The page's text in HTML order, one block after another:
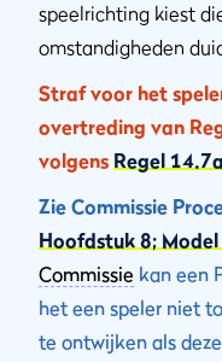
speelrichting kiest
omstandigheden
Straf voor het
overtreding van
volgens Regel 14.7a
Zie Commissie
Hoofdstuk 8;
Commissie kan een
het een speler niet
te ontwijken als